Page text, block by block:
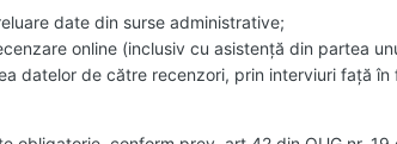
date din surse administrative;
online (inclusiv cu asistență din partea
datelor de către recenzori, prin interviuri față